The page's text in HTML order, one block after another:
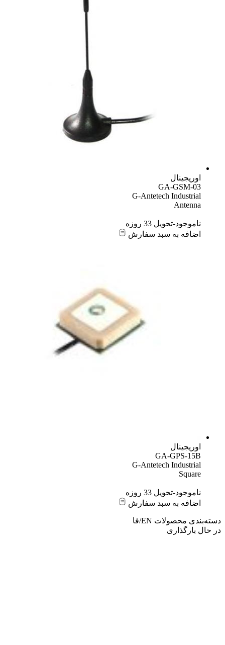
GA-GSM-
G-Antetech
تحویل 33 روزه
به سبد سفارش
GA-GPS-
G-Antetech
تحویل 33 روزه
به سبد سفارش
محصولاتEN/فا